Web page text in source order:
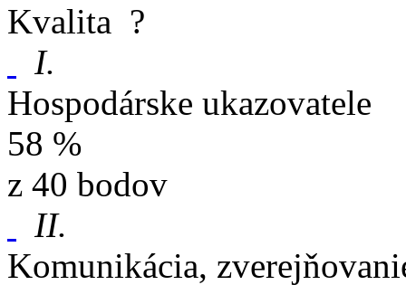
Kvalita ?
I.
Hospodárske ukazovatele
58 %
z 40 bodov
II.
Komunikácia,